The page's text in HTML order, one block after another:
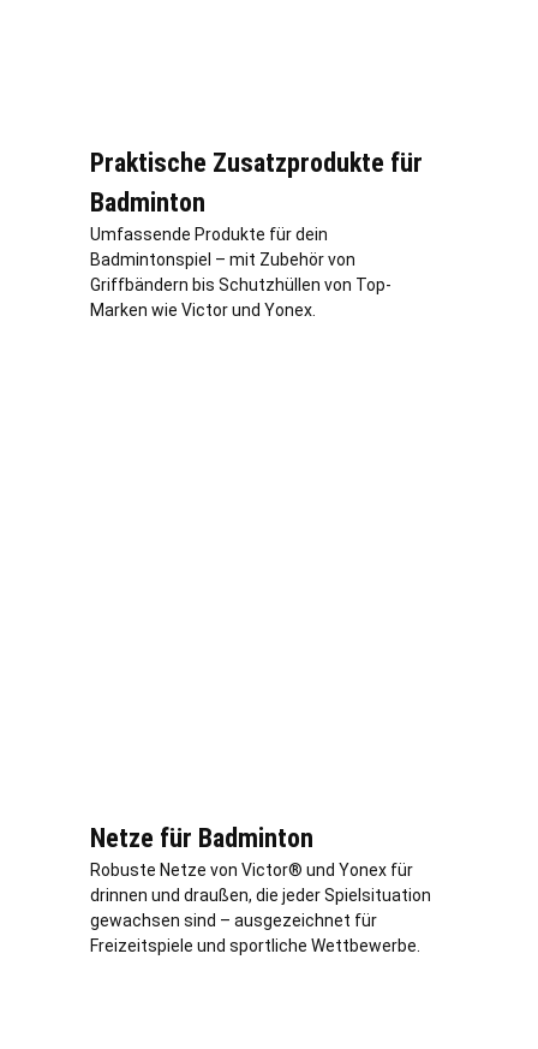
Praktische Zusatzprodukte für
Badminton
Umfassende Produkte für dein
Badmintonspiel – mit Zubehör von
Griffbändern bis Schutzhüllen von Top-
Marken wie Victor und Yonex.
Netze für Badminton
Robuste Netze von Victor® und Yonex für
drinnen und draußen, die jeder Spielsituation
gewachsen sind – ausgezeichnet für
Freizeitspiele und sportliche Wettbewerbe.